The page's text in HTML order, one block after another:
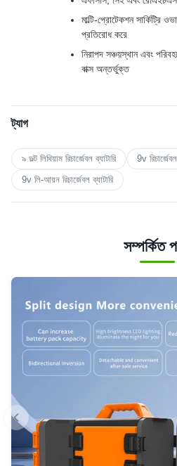
মাল্টি-প্রোটেকশন সার্কিট্রি
প্রতিরোধ করে
নিরাপদ সঞ্চয়স্থান এবং
বাক্স অন্তর্ভুক্ত
ট্যাগ
৯ ভল্ট লিথিয়াম রিচার্জেবল ব্যাটারি
9v
9v লি-আয়ন রিচার্জেবল ব্যাটারি
সম্পর্কিত